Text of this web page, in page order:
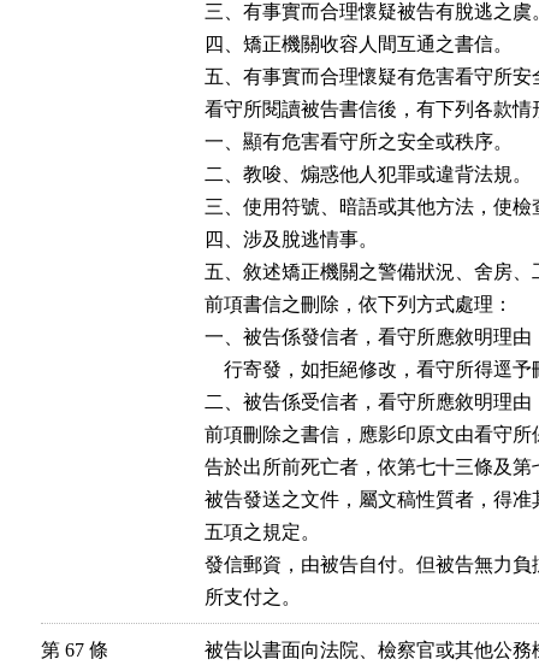
三、有事實而合理懷疑被告有脫逃之虞
四、矯正機關收容人間互通之書信。
五、有事實而合理懷疑有危害看守所安
看守所閱讀被告書信後，有下列各款
一、顯有危害看守所之安全或秩序。
二、教唆、煽惑他人犯罪或違背法規。
三、使用符號、暗語或其他方法，使
四、涉及脫逃情事。
五、敘述矯正機關之警備狀況、舍房
前項書信之刪除，依下列方式處理：
一、被告係發信者，看守所應敘明理
行寄發，如拒絕修改，看守所得逕
二、被告係受信者，看守所應敘明理
前項刪除之書信，應影印原文由看守
告於出所前死亡者，依第七十三條及
被告發送之文件，屬文稿性質者，得
五項之規定。
發信郵資，由被告自付。但被告無力
所支付之。
第 67 條
被告以書面向法院、檢察官或其他公